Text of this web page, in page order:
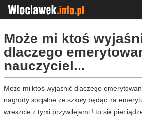
Może mi ktoś
dlaczego
nauczyciel...
Może mi ktoś wyjaśnić dlaczego
nagrody socjalne ze szkoły będąc na
wreszcie z tymi przywilejami ! to się